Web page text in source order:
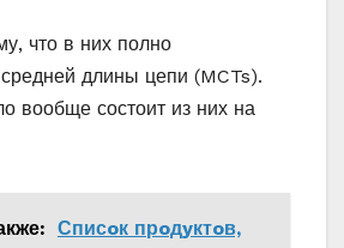
что в них полно
длины цепи (MCTs).
вообще состоит из них на
Списoк прoдyктoв,